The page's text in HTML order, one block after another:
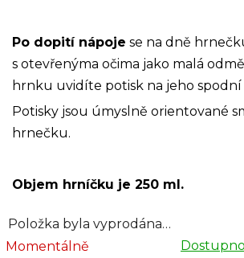
Po dopití nápoje se na dně
s otevřenýma očima jako malá
hrnku uvidíte potisk na jeho spodní
Potisky jsou úmyslně orientované
hrnečku.
Objem hrníčku je 250 ml.
Položka byla vyprodána…
Momentálně